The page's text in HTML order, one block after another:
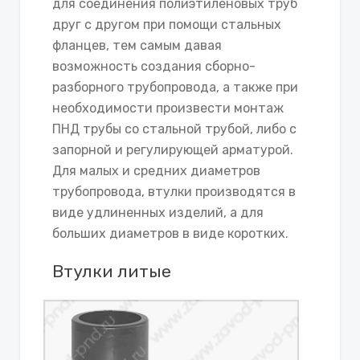
для соединения полиэтиленовых труб
друг с другом при помощи стальных
фланцев, тем самым давая
возможность создания сборно-
разборного трубопровода, а также при
необходимости произвести монтаж
ПНД трубы со стальной трубой, либо с
запорной и регулирующей арматурой.
Для малых и средних диаметров
трубопровода, втулки производятся в
виде удлиненных изделий, а для
больших диаметров в виде коротких.
Втулки литые